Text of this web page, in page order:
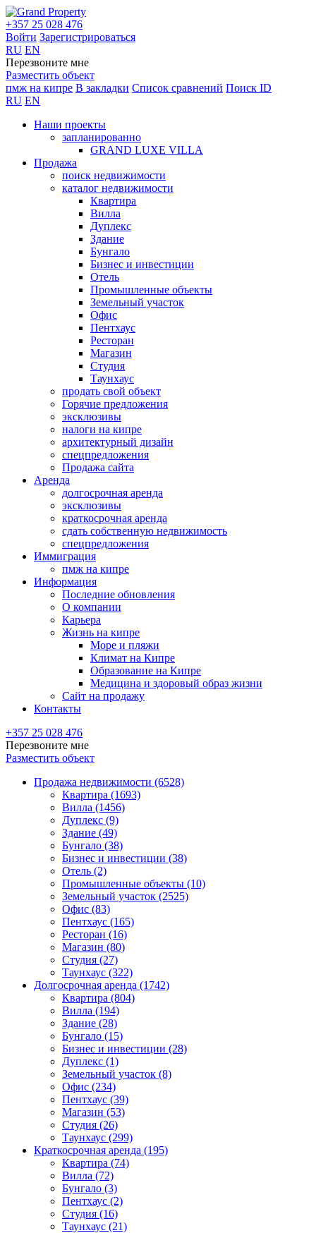
+357 25 028 476
Войти Зарегистрироваться
RU EN
Перезвоните мне
Разместить объект
пмж на кипре В закладки Список сравнений Поиск ID
RU EN
Наши проекты
запланированно
GRAND LUXE VILLA
Продажа
поиск недвижимости
каталог недвижимости
Квартира
Вилла
Дуплекс
Здание
Бунгало
Бизнес и инвестиции
Отель
Промышленные объекты
Земельный участок
Офис
Пентхаус
Ресторан
Магазин
Студия
Таунхаус
продать свой объект
Горячие предложения
эксклюзивы
налоги на кипре
архитектурный дизайн
спецпредложения
Продажа сайта
Аренда
долгосрочная аренда
эксклюзивы
краткосрочная аренда
сдать собственную недвижимость
спецпредложения
Иммиграция
пмж на кипре
Информация
Последние обновления
О компании
Карьера
Жизнь на кипре
Море и пляжи
Климат на Кипре
Образование на Кипре
Медицина и здоровый образ жизни
Сайт на продажу
Контакты
+357 25 028 476
Перезвоните мне
Разместить объект
Продажа недвижимости (6528)
Квартира (1693)
Вилла (1456)
Дуплекс (9)
Здание (49)
Бунгало (38)
Бизнес и инвестиции (38)
Отель (2)
Промышленные объекты (10)
Земельный участок (2525)
Офис (83)
Пентхаус (165)
Ресторан (16)
Магазин (80)
Студия (27)
Таунхаус (322)
Долгосрочная аренда (1742)
Квартира (804)
Вилла (194)
Здание (28)
Бунгало (15)
Бизнес и инвестиции (28)
Дуплекс (1)
Земельный участок (8)
Офис (234)
Пентхаус (39)
Магазин (53)
Студия (26)
Таунхаус (299)
Краткосрочная аренда (195)
Квартира (74)
Вилла (72)
Бунгало (3)
Пентхаус (2)
Студия (16)
Таунхаус (21)